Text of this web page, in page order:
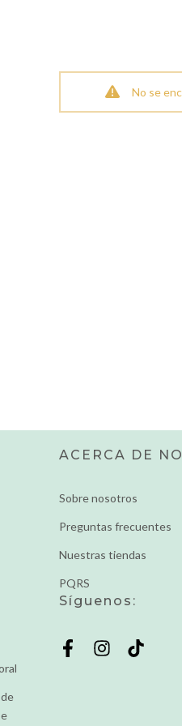
No se
ACERCA DE
Sobre nosotros
Preguntas frecuentes
Nuestras tiendas
PQRS
Síguenos: